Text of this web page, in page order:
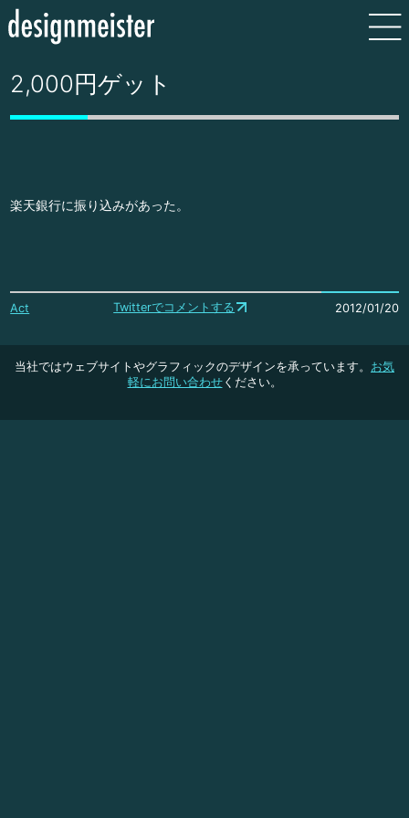
2,000円ゲット
楽天銀行に振り込みがあった。
Act Twitterでコメントする 2012/01/20
当社ではウェブサイトやグラフィックのデザインを承っています。 お気
軽にお問い合わせください。